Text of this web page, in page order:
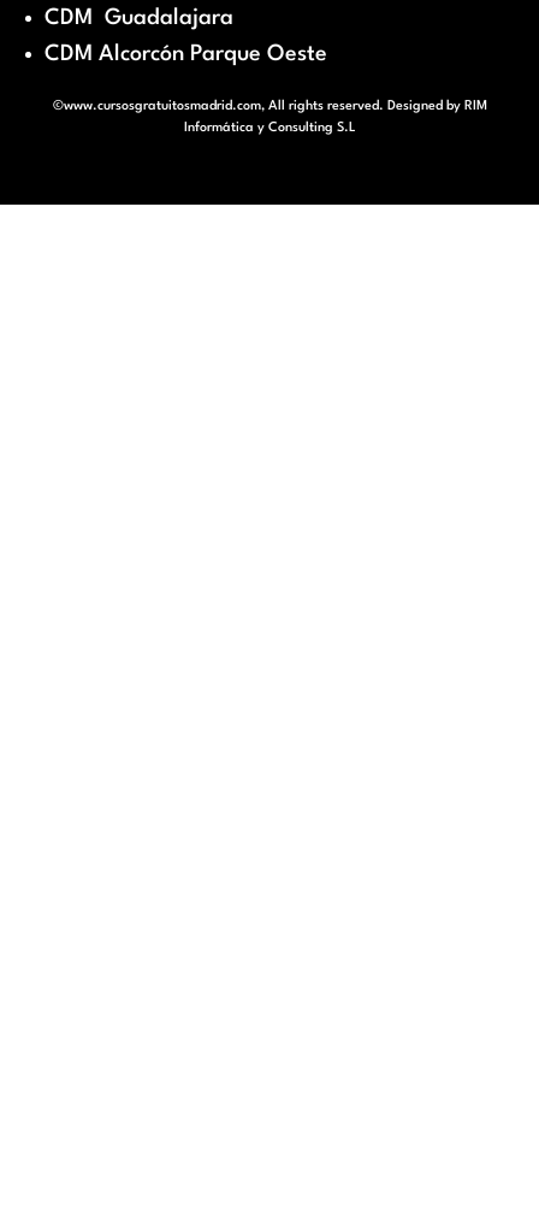
CDM Guadalajara
CDM Alcorcón Parque Oeste
©www.cursosgratuitosmadrid.com, All rights reserved. Designed by RIM
Informática y Consulting S.L